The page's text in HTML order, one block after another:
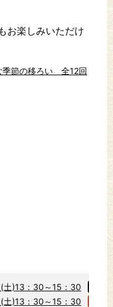
お楽しみいただけ
節の移ろい 全12回
)13：30～15：30
)13：30～15：30